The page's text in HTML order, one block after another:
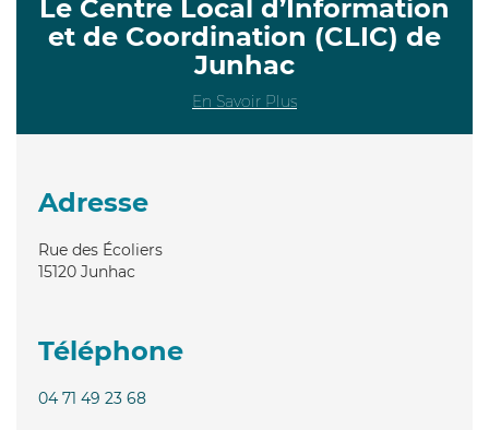
Le Centre Local d’Information
et de Coordination (CLIC) de
Junhac
En Savoir Plus
Adresse
Rue des Écoliers
15120 Junhac
Téléphone
04 71 49 23 68